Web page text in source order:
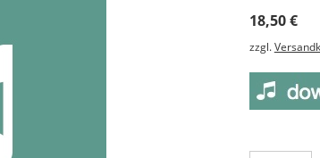
18,50€
zzgl.